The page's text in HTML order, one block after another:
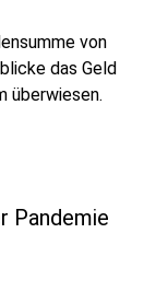
von
das Geld
überwiesen.
Pandemie